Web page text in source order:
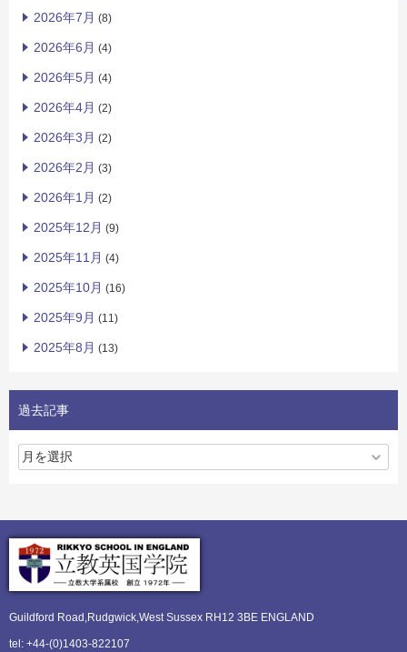
2026年7月 (8)
2026年6月 (4)
2026年5月 (4)
2026年4月 (2)
2026年3月 (2)
2026年2月 (3)
2026年1月 (2)
2025年12月 (9)
2025年11月 (4)
2025年10月 (16)
2025年9月 (11)
2025年8月 (13)
過去記事
Guildford Road,Rudgwick,West Sussex RH12 3BE ENGLAND
tel: +44-(0)1403-822107